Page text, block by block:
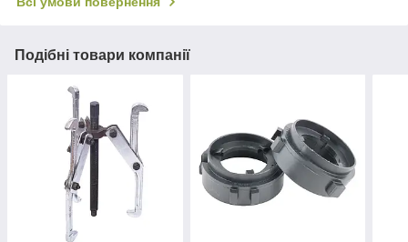
Подібні товари компанії